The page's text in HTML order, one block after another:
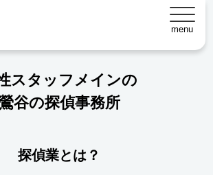
menu
スタッフメインの
谷の探偵事務所
探偵業とは？